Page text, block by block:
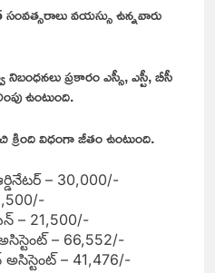
సంవత్సరాలు వయస్సు ఉన్నవారు
నిబంధనలు ప్రకారం ఎస్సీ, ఎస్టీ, బీసీ
ఉంటుంది.
క్రింది విధంగా జీతం ఉంటుంది.
– 30,000/-
– 21,500/-
– 66,552/-
– 41,476/-